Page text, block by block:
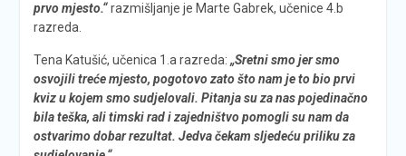
prvo mjesto.“razmišljanje je Marte Gabrek, učenice 4.b
razreda.
Tena Katušić, učenica 1.a razreda: „Sretni smo jer smo
osvojili treće mjesto, pogotovo zato što nam je to bio prvi
kviz u kojem smo sudjelovali. Pitanja su za nas pojedinačno
bila teška, ali timski rad i zajedništvo pomogli su nam da
ostvarimo dobar rezultat. Jedva čekam sljedeću priliku za